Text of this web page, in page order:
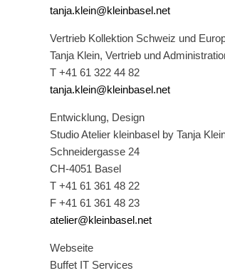
tanja.klein@kleinbasel.net
Vertrieb Kollektion Schweiz und
Tanja Klein, Vertrieb und
T +41 61 322 44 82
tanja.klein@kleinbasel.net
Entwicklung, Design
Studio Atelier kleinbasel by Tanja
Schneidergasse 24
CH-4051 Basel
T +41 61 361 48 22
F +41 61 361 48 23
atelier@kleinbasel.net
Webseite
Buffet IT Services